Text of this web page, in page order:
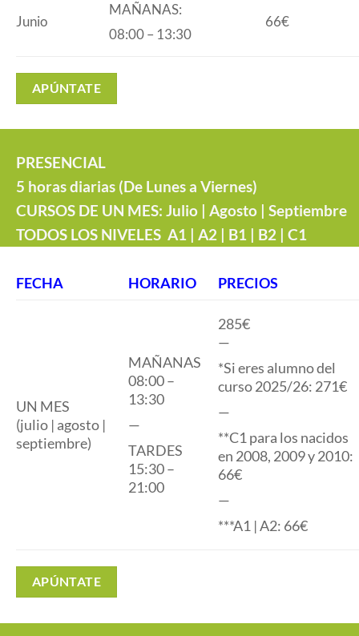
Junio
MAÑANAS:
08:00 – 13:30
66€
APÚNTATE
PRESENCIAL
5 horas diarias (De Lunes a Viernes)
CURSOS DE UN MES: Julio | Agosto | Septiembre
TODOS LOS NIVELES A1 | A2 | B1 | B2 | C1
FECHA HORARIO PRECIOS
UN MES
(julio | agosto |
septiembre)
MAÑANAS
08:00 –
13:30
—
TARDES
15:30 –
21:00
285€
—
*Si eres alumno del
curso 2025/26: 271€
—
**C1 para los nacidos
en 2008, 2009 y 2010:
66€
—
***A1 | A2: 66€
APÚNTATE